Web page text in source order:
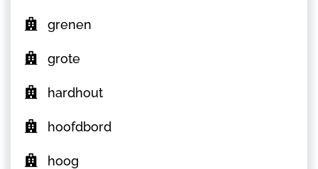
grenen
grote
hardhout
hoofdbord
hoog